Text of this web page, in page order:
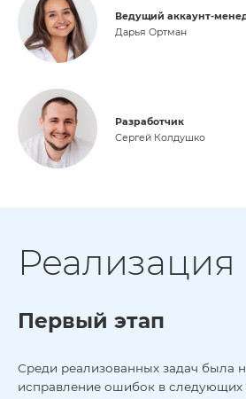
Ведущий аккаунт-
Дарья Ортман
Разработчик
Сергей Колдушко
Реализация
Первый этап
Среди реализованных задач была
исправление ошибок в следующих